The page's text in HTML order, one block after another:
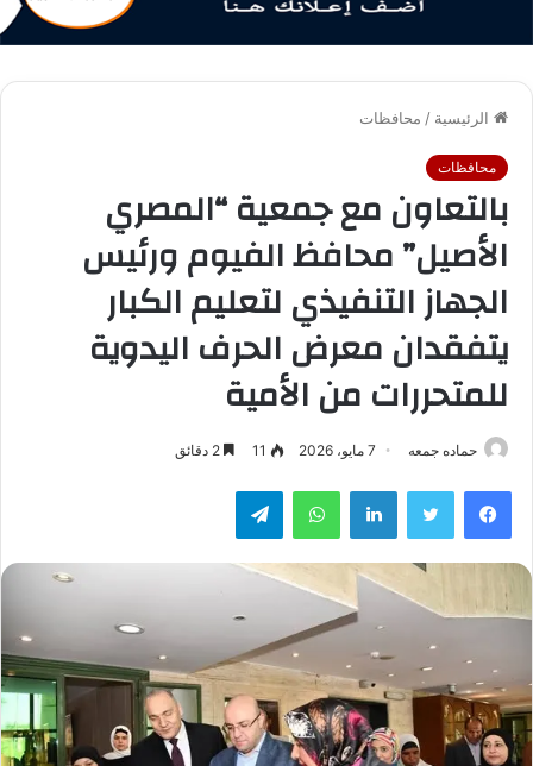
الرئيسية / محافظات
محافظات
بالتعاون مع جمعية “المصري
الأصيل” محافظ الفيوم ورئيس
الجهاز التنفيذي لتعليم الكبار
يتفقدان معرض الحرف اليدوية
للمتحررات من الأمية
حماده جمعه 7 مايو، 2026 11
فيسبوك تويتر لينكدإن واتساب تيلقرام